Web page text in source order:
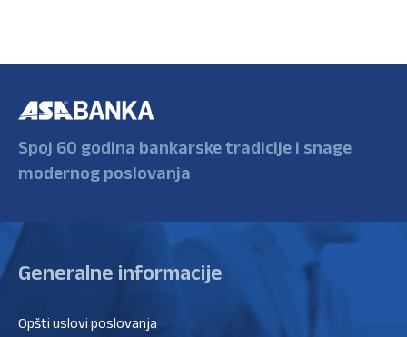
Spoj 60 godina bankarske tradicije i snage
modernog poslovanja
Generalne informacije
Opšti uslovi poslovanja